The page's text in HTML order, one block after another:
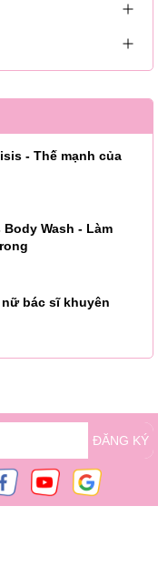
- Thế mạnh của
Wash - Làm
bác sĩ khuyên
ĐĂNG KÝ